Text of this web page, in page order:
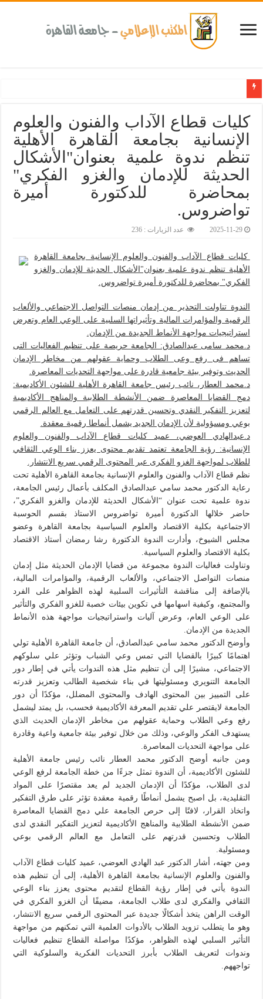
كليات قطاع الآداب والفنون والعلوم
الإنسانية بجامعة القاهرة الأهلية
تنظم ندوة علمية بعنوان"الأشكال
الحديثة للإدمان والغزو الفكري"
بمحاضرة للدكتورة أميرة
تواضروس.‎
2025-11-29 عدد الزيارات : 236
كليات قطاع الآداب والفنون والعلوم الإنسانية بجامعة القاهرة
الأهلية تنظم ندوة علمية بعنوان"الأشكال الحديثة للإدمان والغزو
الفكري" بمحاضرة للدكتورة أميرة تواضروس.
الندوة تناولت التحذير من إدمان منصات التواصل الاجتماعي والألعاب
الرقمية والمؤامرات المالية وتأثيراتها السلبية على الوعي العام وتعرض
استراتيجيات مواجهة الأنماط الجديدة من الإدمان.
د.محمد سامى عبدالصادق: الجامعة حريصة على تنظيم الفعاليات التى
تساهم فى رفع وعى الطلاب وحماية عقولهم من مخاطر الإدمان
الحديث وتوفير بيئة جامعية قادرة على مواجهة التحديات المعاصرة.
د.محمد العطار، نائب رئيس جامعة القاهرة الأهلية للشئون الأكاديمية:
دمج القضايا المعاصرة ضمن الأنشطة الطلابية والمناهج الأكاديمية
لتعزيز التفكير النقدي وتحسين قدرتهم على التعامل مع العالم الرقمي
بوعي ومسؤولية لأن الإدمان الجديد يشمل أنماطا رقمية معقدة.
د.عبدالهادي العوضي، عميد كليات قطاع الآداب والفنون والعلوم
الإنسانية: رؤية الجامعة تعتمد تقديم محتوى يعزز بناء الوعي الثقافي
للطلاب لمواجهة الغزو الفكرى عبر المحتوى الرقمي سريع الانتشار.
نظم قطاع الآداب والفنون والعلوم الإنسانية بجامعة القاهرة الأهلية تحت
رعاية الدكتور محمد سامي عبدالصادق المكلف بأعمال رئيس الجامعة،
ندوة علمية تحت عنوان “الأشكال الحديثة للإدمان والغزو الفكري”،
حاضر خلالها الدكتورة أميرة تواضروس الاستاذ بقسم الحوسبة
الاجتماعية بكلية الاقتصاد والعلوم السياسية بجامعة القاهرة وعضو
مجلس الشيوخ، وأدارت الندوة الدكتورة رشا رمضان أستاذ الاقتصاد
بكلية الاقتصاد والعلوم السياسية.
وتناولت فعاليات الندوة مجموعة من قضايا الإدمان الحديثة مثل إدمان
منصات التواصل الاجتماعي، والألعاب الرقمية، والمؤامرات المالية،
بالإضافة إلى مناقشة التأثيرات السلبية لهذه الظواهر على الفرد
والمجتمع، وكيفية اسهامها في تكوين بيئات خصبة للغزو الفكري والتأثير
على الوعي العام، وعرض آليات واستراتيجيات مواجهة هذه الأنماط
الجديدة من الإدمان.
وأوضح الدكتور محمد سامي عبدالصادق، أن جامعة القاهرة الأهلية تولي
اهتمامًا كبيرًا بالقضايا التي تمس وعي الشباب وتؤثر علي سلوكهم
الاجتماعي، مشيرًا إلى أن تنظيم مثل هذه الندوات يأتي في إطار دور
الجامعة التنويري ومسئوليتها في بناء شخصية الطالب وتعزيز قدرته
على التمييز بين المحتوى الهادف والمحتوى المضلل، مؤكدًا أن دور
الجامعة لايقتصر علي تقديم المعرفة الأكاديمية فحسب، بل يمتد ليشمل
رفع وعي الطلاب وحماية عقولهم من مخاطر الإدمان الحديث الذي
يستهدف الفكر والوعي، وذلك من خلال توفير بيئة جامعية واعية وقادرة
على مواجهة التحديات المعاصرة.
ومن جانبه أوضح الدكتور محمد العطار نائب رئيس جامعة الأهلية
للشئون الأكاديمية، أن الندوة تمثل جزءًا من خطة الجامعة لرفع الوعي
لدى الطلاب، مؤكدًا أن الإدمان الجديد لم يعد مقتصرًا على المواد
التقليدية، بل اصبح يشمل أنماطًا رقمية معقدة تؤثر على طرق التفكير
واتخاذ القرار، لافتًا إلى حرص الجامعة علي دمج القضايا المعاصرة
ضمن الأنشطة الطلابية والمناهج الأكاديمية لتعزيز التفكير النقدي لدى
الطلاب وتحسين قدرتهم على التعامل مع العالم الرقمي بوعي
ومسئولية.
ومن جهته، أشار الدكتور عبد الهادي العوضي، عميد كليات قطاع الآداب
والفنون والعلوم الإنسانية بجامعة القاهرة الأهلية، إلى أن تنظيم هذه
الندوة يأتي في إطار رؤية القطاع لتقديم محتوى يعزز بناء الوعي
الثقافي والفكري لدى طلاب الجامعة، مضيفًا أن الغزو الفكري في
الوقت الراهن يتخذ أشكالًا جديدة عبر المحتوى الرقمي سريع الانتشار،
وهو ما يتطلب تزويد الطلاب بالأدوات العلمية التي تمكنهم من مواجهة
التأثير السلبي لهذه الظواهر، مؤكدًا مواصلة القطاع تنظيم فعاليات
وندوات لتعريف الطلاب بأبرز التحديات الفكرية والسلوكية التي
تواجههم.